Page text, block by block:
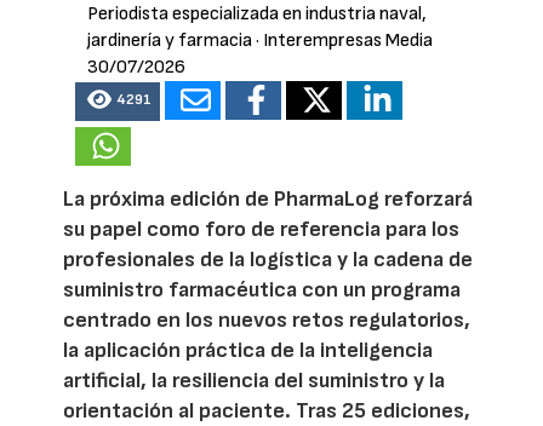
Periodista especializada en industria naval,
jardinería y farmacia· Interempresas Media
30/07/2026
4291
La próxima edición de PharmaLog reforzará
su papel como foro de referencia para los
profesionales de la logística y la cadena de
suministro farmacéutica con un programa
centrado en los nuevos retos regulatorios,
la aplicación práctica de la inteligencia
artificial, la resiliencia del suministro y la
orientación al paciente. Tras 25 ediciones,